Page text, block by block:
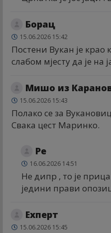
Борац
15.06.2026 15:42
Постени Вукан је крао
слабом мјесту да је на
Мишо из
15.06.2026 15:43
Полако се за
Свака цест Маринко.
Ре
16.06.2026 14:51
Не дипр , то је
једини прави
Еxперт
15.06.2026 15:45